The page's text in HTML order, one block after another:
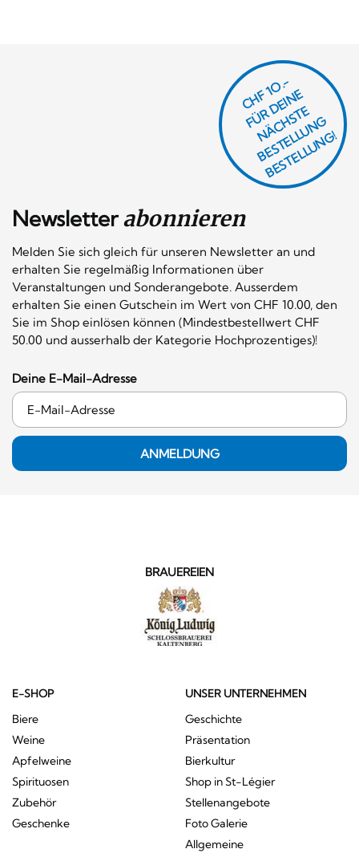
Newsletterabonnieren
Melden Sie sich gleich für unseren Newsletter an und
erhalten Sie regelmäßig Informationen über
Veranstaltungen und Sonderangebote. Ausserdem
erhalten Sie einen Gutschein im Wert von CHF 10.00, den
Sie im Shop einlösen können (Mindestbestellwert CHF
50.00 und ausserhalb der Kategorie Hochprozentiges)!
CHF 1O.-
F
Ü
R
D
EI
N
E
N
Ä
C
H
S
T
E
B
E
S
T
E
L
L
U
N
G
B
E
S
T
E
L
L
U
N
G!
Deine E-Mail-Adresse
ANMELDUNG
BRAUEREIEN
E-SHOP
Biere
Weine
Apfelweine
Spirituosen
Zubehör
Geschenke
UNSER UNTERNEHMEN
Geschichte
Präsentation
Bierkultur
Shop in St-Légier
Stellenangebote
Foto Galerie
Allgemeine